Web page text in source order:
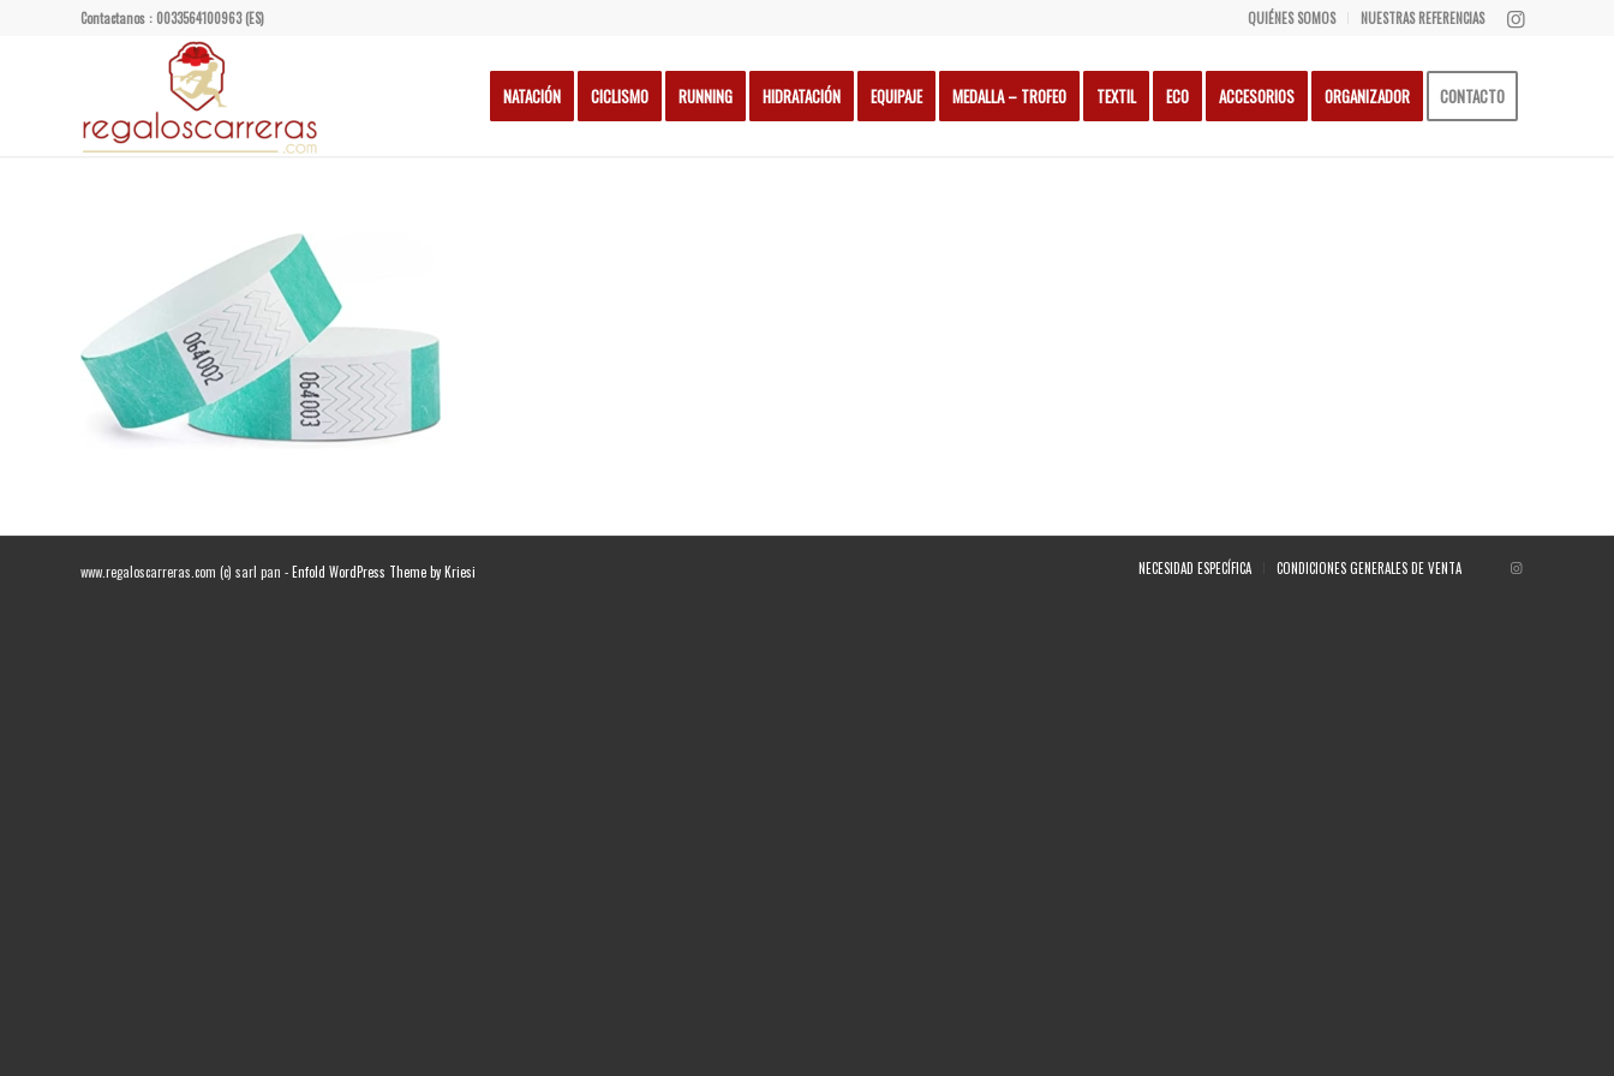
QUIÉNES SOMOS NUESTRAS REFERENCIAS
Contactanos : 0033564100963 (ES)
NATACIÓN CICLISMO RUNNING HIDRATACIÓN EQUIPAJE MEDALLA – TROFEO TEXTIL ECO ACCESORIOS ORGANIZADOR CONTACTO
www.regaloscarreras.com (c) sarl pan -Enfold WordPress Theme by Kriesi NECESIDAD ESPECÍFICA CONDICIONES GENERALES DE VENTA